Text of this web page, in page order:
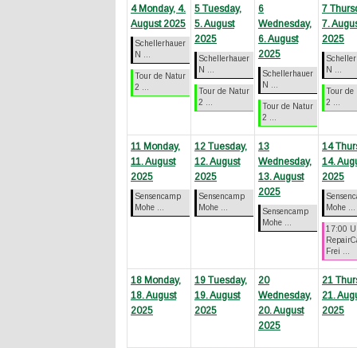
4 Monday, 4.
August 2025
Schellerhauer
N ...
Tour de Natur
2 ...
5 Tuesday,
5. August
2025
Schellerhauer
N ...
Tour de Natur
2 ...
6
Wednesday,
6. August
2025
Schellerhauer
N ...
Tour de Natur
2 ...
7
7.
2025
N ...
Tour de
2 ...
11 Monday,
11. August
2025
Sensencamp
Mohe ...
12 Tuesday,
12. August
2025
Sensencamp
Mohe ...
13
Wednesday,
13. August
2025
Sensencamp
Mohe ...
14
14.
2025
Mohe ...
17:00
Frei ...
18 Monday,
18. August
2025
19 Tuesday,
19. August
2025
20
Wednesday,
20. August
2025
21
21.
2025